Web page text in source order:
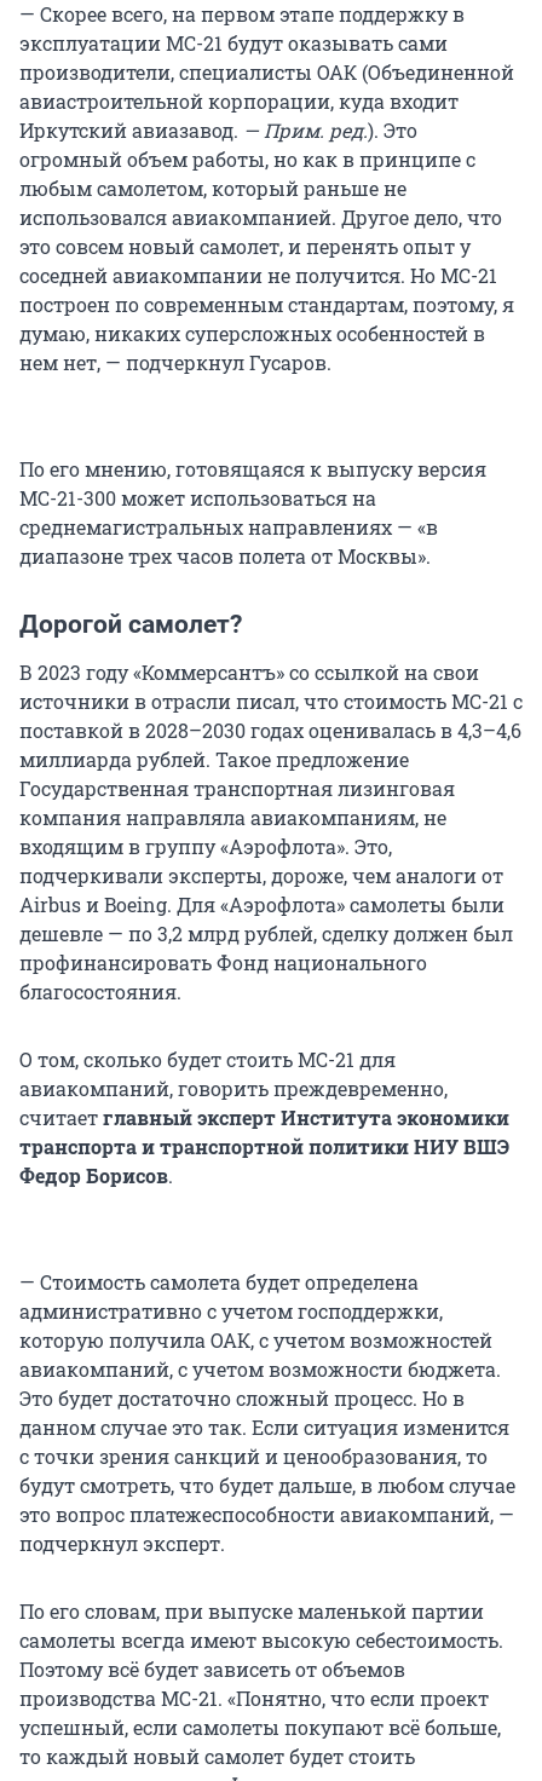
— Скорее всего, на первом этапе поддержку в
эксплуатации МС-21 будут оказывать сами
производители, специалисты ОАК (Объединенной
авиастроительной корпорации, куда входит
Иркутский авиазавод. — Прим. ред.). Это
огромный объем работы, но как в принципе с
любым самолетом, который раньше не
использовался авиакомпанией. Другое дело, что
это совсем новый самолет, и перенять опыт у
соседней авиакомпании не получится. Но МС-21
построен по современным стандартам, поэтому, я
думаю, никаких суперсложных особенностей в
нем нет, — подчеркнул Гусаров.
По его мнению, готовящаяся к выпуску версия
МС-21-300 может использоваться на
среднемагистральных направлениях — «в
диапазоне трех часов полета от Москвы».
Дорогой самолет?
В 2023 году «Коммерсантъ» со ссылкой на свои
источники в отрасли писал, что стоимость МС-21 с
поставкой в 2028–2030 годах оценивалась в 4,3–4,6
миллиарда рублей. Такое предложение
Государственная транспортная лизинговая
компания направляла авиакомпаниям, не
входящим в группу «Аэрофлота». Это,
подчеркивали эксперты, дороже, чем аналоги от
Airbus и Boeing. Для «Аэрофлота» самолеты были
дешевле — по 3,2 млрд рублей, сделку должен был
профинансировать Фонд национального
благосостояния.
О том, сколько будет стоить МС-21 для
авиакомпаний, говорить преждевременно,
считаетглавный эксперт Института экономики
транспорта и транспортной политики НИУ ВШЭ
Федор Борисов.
— Стоимость самолета будет определена
административно с учетом господдержки,
которую получила ОАК, с учетом возможностей
авиакомпаний, с учетом возможности бюджета.
Это будет достаточно сложный процесс. Но в
данном случае это так. Если ситуация изменится
с точки зрения санкций и ценообразования, то
будут смотреть, что будет дальше, в любом случае
это вопрос платежеспособности авиакомпаний, —
подчеркнул эксперт.
По его словам, при выпуске маленькой партии
самолеты всегда имеют высокую себестоимость.
Поэтому всё будет зависеть от объемов
производства МС-21. «Понятно, что если проект
успешный, если самолеты покупают всё больше,
то каждый новый самолет будет стоить